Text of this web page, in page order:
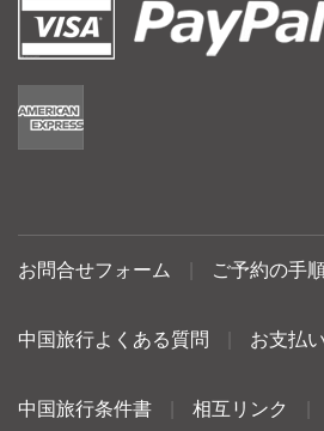
お問合せフォーム ご予約の手
中国旅行よくある質問 お支払
中国旅行条件書 相互リンク